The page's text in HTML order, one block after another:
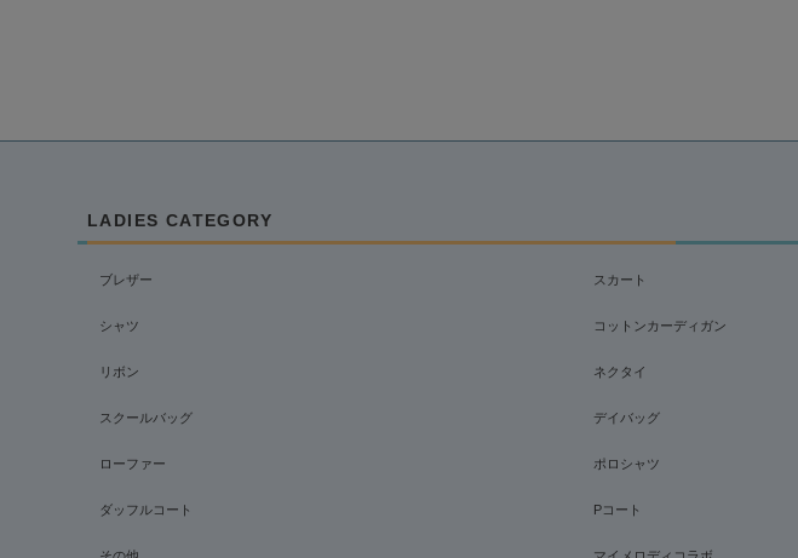
LADIES CATEGORY
ブレザー スカート
シャツ コットンカーディガン
リボン ネクタイ
スクールバッグ デイバッグ
ローファー ポロシャツ
ダッフルコート Pコート